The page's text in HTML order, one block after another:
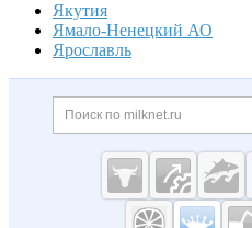
Якутия
Ямало-Ненецкий АО
Ярославль
Дополнительная
Cсылки на